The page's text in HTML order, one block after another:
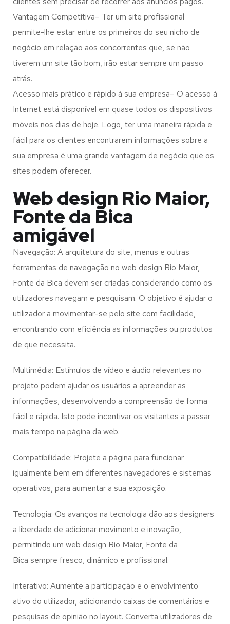
Vantagem Competitiva– Ter um site profissional
permite-lhe estar entre os primeiros do seu nicho de
negócio em relação aos concorrentes que, se não
tiverem um site tão bom, irão estar sempre um passo
atrás.
Acesso mais prático e rápido à sua empresa– O acesso à
Internet está disponível em quase todos os dispositivos
móveis nos dias de hoje. Logo, ter uma maneira rápida e
fácil para os clientes encontrarem informações sobre a
sua empresa é uma grande vantagem de negócio que os
sites podem oferecer.
Web design Rio Maior,
Fonte da Bica
amigável
Navegação: A arquitetura do site, menus e outras
ferramentas de navegação no web design Rio Maior,
Fonte da Bica devem ser criadas considerando como os
utilizadores navegam e pesquisam. O objetivo é ajudar o
utilizador a movimentar-se pelo site com facilidade,
encontrando com eficiência as informações ou produtos
de que necessita.
Multimédia: Estímulos de vídeo e áudio relevantes no
projeto podem ajudar os usuários a apreender as
informações, desenvolvendo a compreensão de forma
fácil e rápida. Isto pode incentivar os visitantes a passar
mais tempo na página da web.
Compatibilidade: Projete a página para funcionar
igualmente bem em diferentes navegadores e sistemas
operativos, para aumentar a sua exposição.
Tecnologia: Os avanços na tecnologia dão aos designers
a liberdade de adicionar movimento e inovação,
permitindo um web design Rio Maior, Fonte da
Bica sempre fresco, dinâmico e profissional.
Interativo: Aumente a participação e o envolvimento
ativo do utilizador, adicionando caixas de comentários e
pesquisas de opinião no layout. Converta utilizadores de